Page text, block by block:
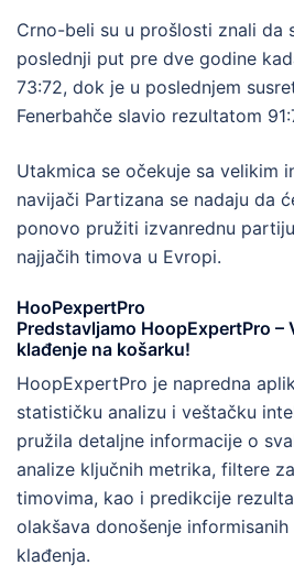
Crno-beli su u prošlosti znali da
poslednji put pre dve godine
73:72, dok je u poslednjem
Fenerbahče slavio rezultatom
Utakmica se očekuje sa velikim
navijači Partizana se nadaju da
ponovo pružiti izvanrednu
najjačih timova u Evropi.
HooPexpertPro
Predstavljamo HoopExpertPro –
klađenje na košarku!
HoopExpertPro je napredna
statističku analizu i veštačku
pružila detaljne informacije o
analize ključnih metrika, filtere
timovima, kao i predikcije
olakšava donošenje
klađenja.